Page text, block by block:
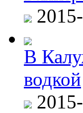
В
водкой